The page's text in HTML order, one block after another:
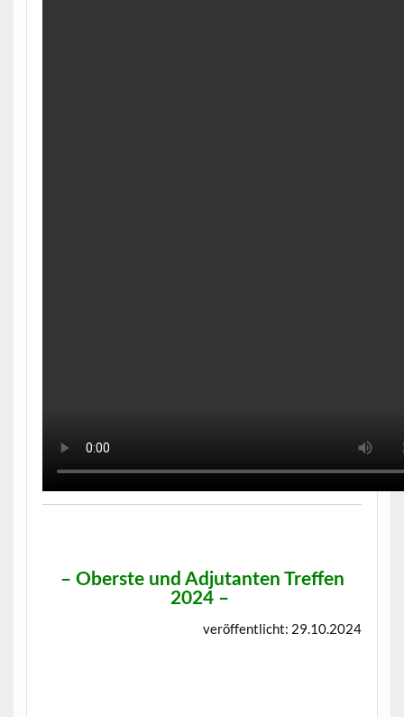
– Oberste und Adjutanten Treffen
2024 –
veröffentlicht: 29.10.2024